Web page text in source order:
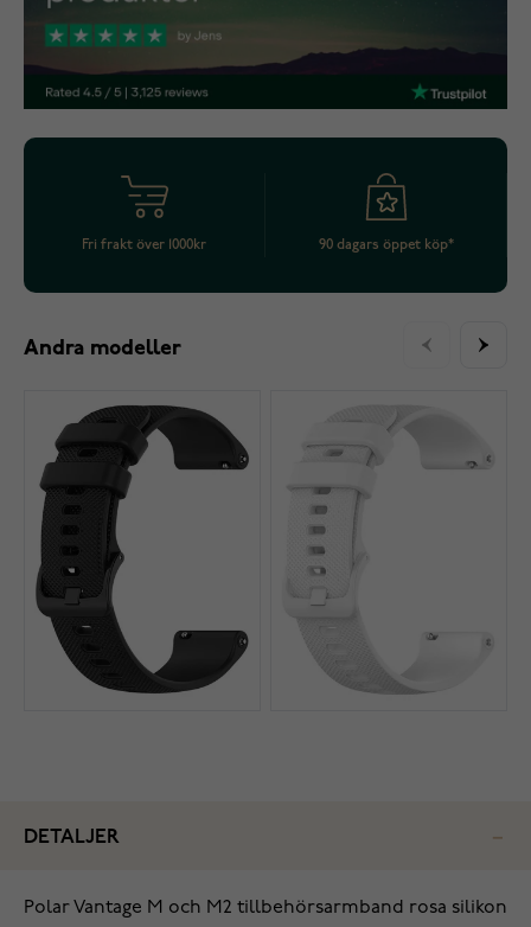
Fri frakt över 1000kr 90 dagars öppet köp*
Andra modeller
DETALJER
Polar Vantage M och M2 tillbehörsarmband rosa silikon